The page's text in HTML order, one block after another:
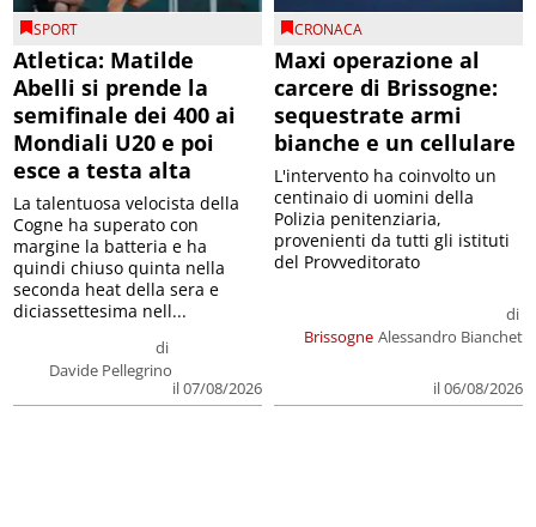
SPORT
Atletica: Matilde
Abelli si prende la
semifinale dei 400 ai
Mondiali U20 e poi
esce a testa alta
di
Davide Pellegrino
il 07/08/2026
La talentuosa velocista della
Cogne ha superato con
margine la batteria e ha
quindi chiuso quinta nella
seconda heat della sera e
diciassettesima nell...
CRONACA
Maxi operazione al
carcere di Brissogne:
sequestrate armi
bianche e un cellulare
Brissogne
di
Alessandro Bianchet
il 06/08/2026
L'intervento ha coinvolto un
centinaio di uomini della
Polizia penitenziaria,
provenienti da tutti gli istituti
del Provveditorato